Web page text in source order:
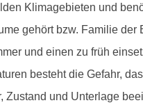
Klimagebieten und
gehört bzw. Familie
und einen zu früh
besteht die Gefahr,
Zustand und Unterlage